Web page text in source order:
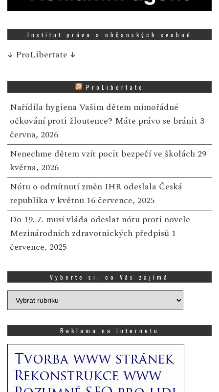
Institut práva a občanských svobod
↓ ProLibertate ↓
ProLibertate
Nařídila hygiena Vašim dětem mimořádné
očkování proti žloutence? Máte právo se bránit 3
června, 2026
Nenechme dětem vzít pocit bezpečí ve školách 29
května, 2026
Nótu o odmítnutí změn IHR odeslala Česká
republika v květnu 16 července, 2025
Do 19. 7. musí vláda odeslat nótu proti novele
Mezinárodních zdravotnických předpisů 1
července, 2025
Vyberte si, co Vás zajímá
Vyberte
si,
zajímá
Reklama na internetu